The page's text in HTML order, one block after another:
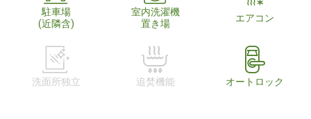
駐車場
(近隣含)
室内洗濯機
置き場
エアコン
洗面所独立 追焚機能 オートロック